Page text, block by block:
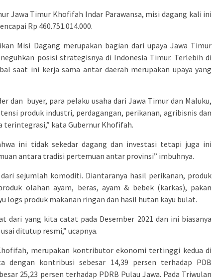
Jawa Timur Khofifah Indar Parawansa, misi dagang kali ini
Rp 460.751.014.000.
Misi Dagang merupakan bagian dari upaya Jawa Timur
posisi strategisnya di Indonesia Timur. Terlebih di
saat ini kerja sama antar daerah merupakan upaya yang
dan buyer, para pelaku usaha dari Jawa Timur dan Maluku,
produk industri, perdagangan, perikanan, agribisnis dan
terintegrasi,” kata Gubernur Khofifah.
ini tidak sekedar dagang dan investasi tetapi juga ini
antara tradisi pertemuan antar provinsi” imbuhnya.
sejumlah komoditi. Diantaranya hasil perikanan, produk
olahan ayam, beras, ayam & bebek (karkas), pakan
logs produk makanan ringan dan hasil hutan kayu bulat.
dari yang kita catat pada Desember 2021 dan ini biasanya
ditutup resmi,” ucapnya.
merupakan kontributor ekonomi tertinggi kedua di
dengan kontribusi sebesar 14,39 persen terhadap PDB
25,23 persen terhadap PDRB Pulau Jawa. Pada Triwulan